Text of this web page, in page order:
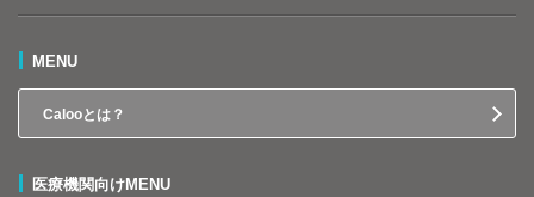
MENU
Calooとは？
医療機関向けMENU